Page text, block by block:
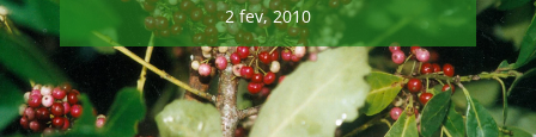
2 fev, 2010